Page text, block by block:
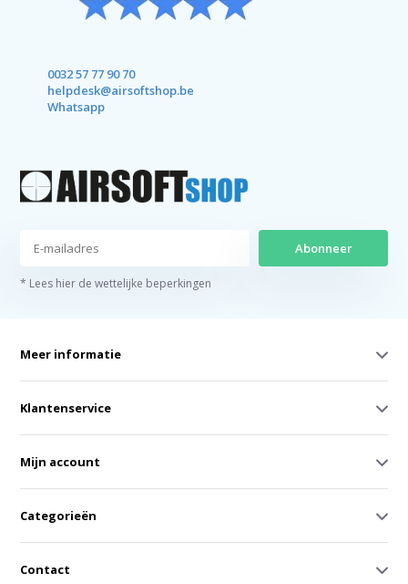
0032 57 77 90 70
helpdesk@airsoftshop.be
Whatsapp
Abonneer
* Lees hier de wettelijke beperkingen
Meer informatie
Klantenservice
Mijn account
Categorieën
Contact